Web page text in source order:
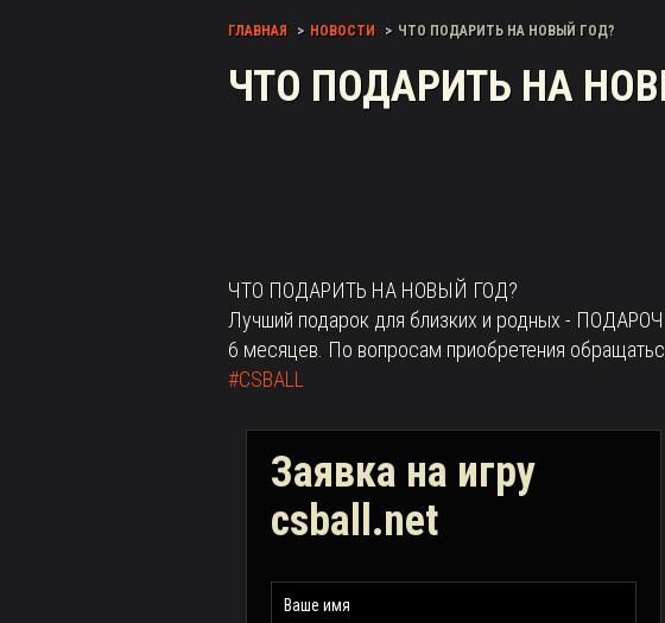
ГЛАВНАЯ НОВОСТИ ЧТО ПОДАРИТЬ НА НОВЫЙ ГОД?
ЧТО ПОДАРИТЬ НА
ЧТО ПОДАРИТЬ НА НОВЫЙ ГОД?
Лучший подарок для близких и родных -
6 месяцев. По вопросам приобретения
#CSBALL
Заявка на игру
csball.net